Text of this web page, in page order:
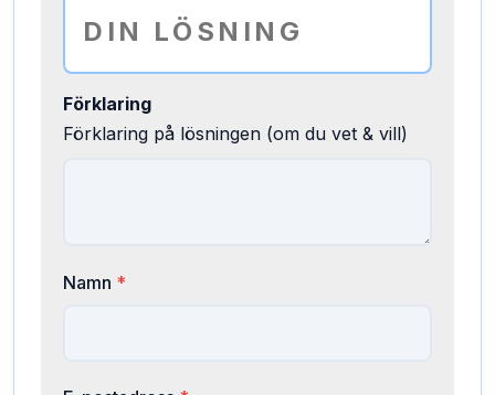
Förklaring
Förklaring på lösningen (om du vet & vill)
Namn *